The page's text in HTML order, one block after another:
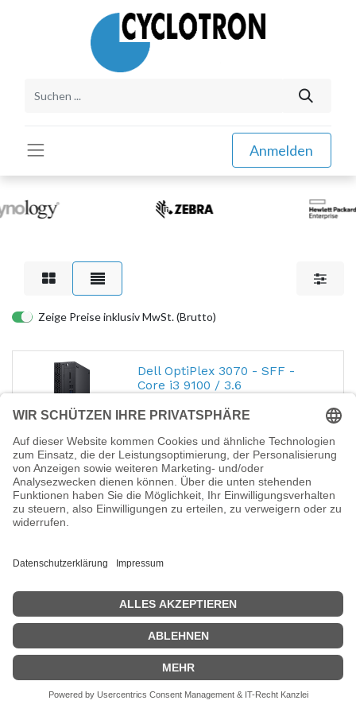
Anmelden
Zeige Preise inklusiv MwSt. (Brutto)
Dell OptiPlex 3070 - SFF -
Core i3 9100 / 3.6
Hersteller-Nr.:P2X77
EAN:5397184298718
Dell OptiPlex 3070 - SFF - Core i3 9100 / 3.6
GHz - RAM 8 GB - SSD 256 GB - DVD-Writer
- UHD Graphics 630 - 1GbE - Win 10 Pro 64-
Bit - Monitor: keiner - Schwarz - BTS - mit 1
Jahr Vor-Ort-Basisgarantie
434,95
EAN:5397184294833
Dell OptiPlex 5070 - MT - Core i5 9500 / 3
GHz - RAM 16 GB - SSD 256 GB - DVD-
Writer - UHD Graphics 630 - 1GbE - Win 10
Pro 64-Bit - Monitor: keiner - Schwarz - BTS -
mit 3 Jahre Basis Vor-Ort
892,57€